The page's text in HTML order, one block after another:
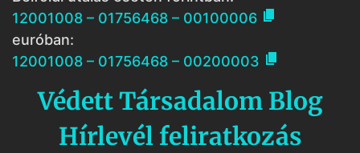
12001008 – 01756468 – 00100006 
euróban:
12001008 – 01756468 – 00200003 
Védett Társadalom Blog
Hírlevél feliratkozás